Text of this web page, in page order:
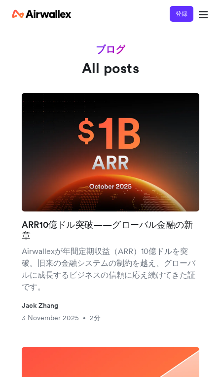
登録
ブログ
All posts
ARR10億ドル突破——グローバル金融の新
章
Airwallexが年間定期収益（ARR）10億ドルを突
破。旧来の金融システムの制約を越え、グローバ
ルに成長するビジネスの信頼に応え続けてきた証
です。
Jack Zhang
3 November 2025
• 2分